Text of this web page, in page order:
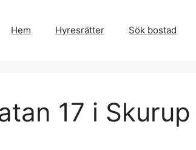
Hem Hyresrätter Sök bostad
17 i Skurup